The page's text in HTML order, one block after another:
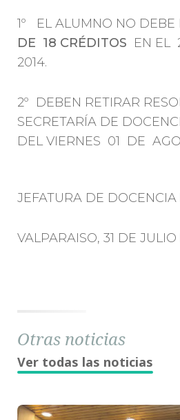
1º EL ALUMNO NO DEBE
DE 18 CRÉDITOS EN EL
2014.
2º DEBEN RETIRAR
SECRETARÍA DE
DEL VIERNES 01 DE
JEFATURA DE DOCENCIA
VALPARAISO, 31 DE JULIO
Otras noticias
Ver todas las noticias